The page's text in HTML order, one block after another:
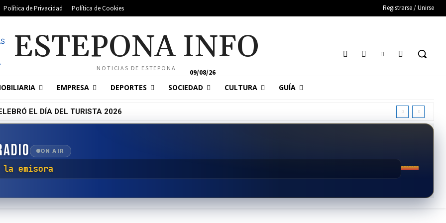
Política de Privacidad Política de Cookies Registrarse / Unirse
ESTEPONA INFO
NOTICIAS DE ESTEPONA 09/08/26
EMPRESA DEPORTES SOCIEDAD CULTURA GUÍA
EL DÍA DEL TURISTA 2026
ON AIR
con la emisora